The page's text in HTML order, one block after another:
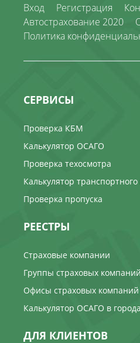
Вход Регистрация
Автострахование 2020
Политика
СЕРВИСЫ
Проверка КБМ
Калькулятор ОСАГО
Проверка техосмотра
Калькулятор транспортного
Проверка пропуска
РЕЕСТРЫ
Страховые компании
Группы страховых компаний
Офисы страховых компаний
Калькулятор ОСАГО в
ДЛЯ КЛИЕНТОВ